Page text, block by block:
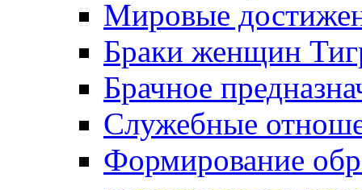
Мировые
Браки женщин
Брачное
Служебные
Формирование